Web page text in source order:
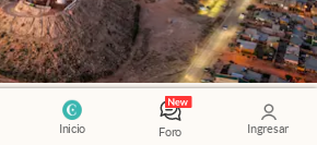
Inicio Foro Ingresar
Vaca Muerta cambia de mapa: la
a reemplazar a Añelo